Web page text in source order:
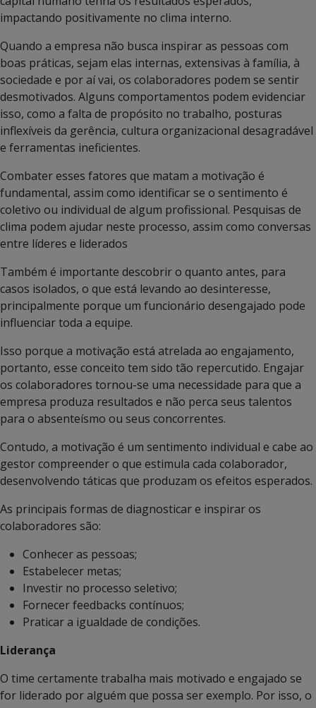
impactando positivamente no clima interno.
Quando a empresa não busca inspirar as pessoas com
boas práticas, sejam elas internas, extensivas à família, à
sociedade e por aí vai, os colaboradores podem se sentir
desmotivados. Alguns comportamentos podem evidenciar
isso, como a falta de propósito no trabalho, posturas
inflexíveis da gerência, cultura organizacional desagradável
e ferramentas ineficientes.
Combater esses fatores que matam a motivação é
fundamental, assim como identificar se o sentimento é
coletivo ou individual de algum profissional. Pesquisas de
clima podem ajudar neste processo, assim como conversas
entre líderes e liderados
Também é importante descobrir o quanto antes, para
casos isolados, o que está levando ao desinteresse,
principalmente porque um funcionário desengajado pode
influenciar toda a equipe.
Isso porque a motivação está atrelada ao engajamento,
portanto, esse conceito tem sido tão repercutido. Engajar
os colaboradores tornou-se uma necessidade para que a
empresa produza resultados e não perca seus talentos
para o absenteísmo ou seus concorrentes.
Contudo, a motivação é um sentimento individual e cabe ao
gestor compreender o que estimula cada colaborador,
desenvolvendo táticas que produzam os efeitos esperados.
As principais formas de diagnosticar e inspirar os
colaboradores são:
Conhecer as pessoas;
Estabelecer metas;
Investir no processo seletivo;
Fornecer feedbacks contínuos;
Praticar a igualdade de condições.
Liderança
O time certamente trabalha mais motivado e engajado se
for liderado por alguém que possa ser exemplo. Por isso, o